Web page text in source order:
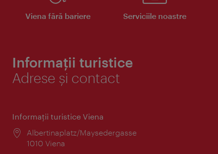
Viena fără bariere Serviciile noastre
Informații turistice
Adrese și contact
Informaţii turistice Viena
Locul:
Albertinaplatz/Maysedergasse
1010 Viena